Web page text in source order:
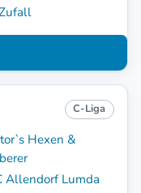
C-Liga
&
Allendorf Lumda